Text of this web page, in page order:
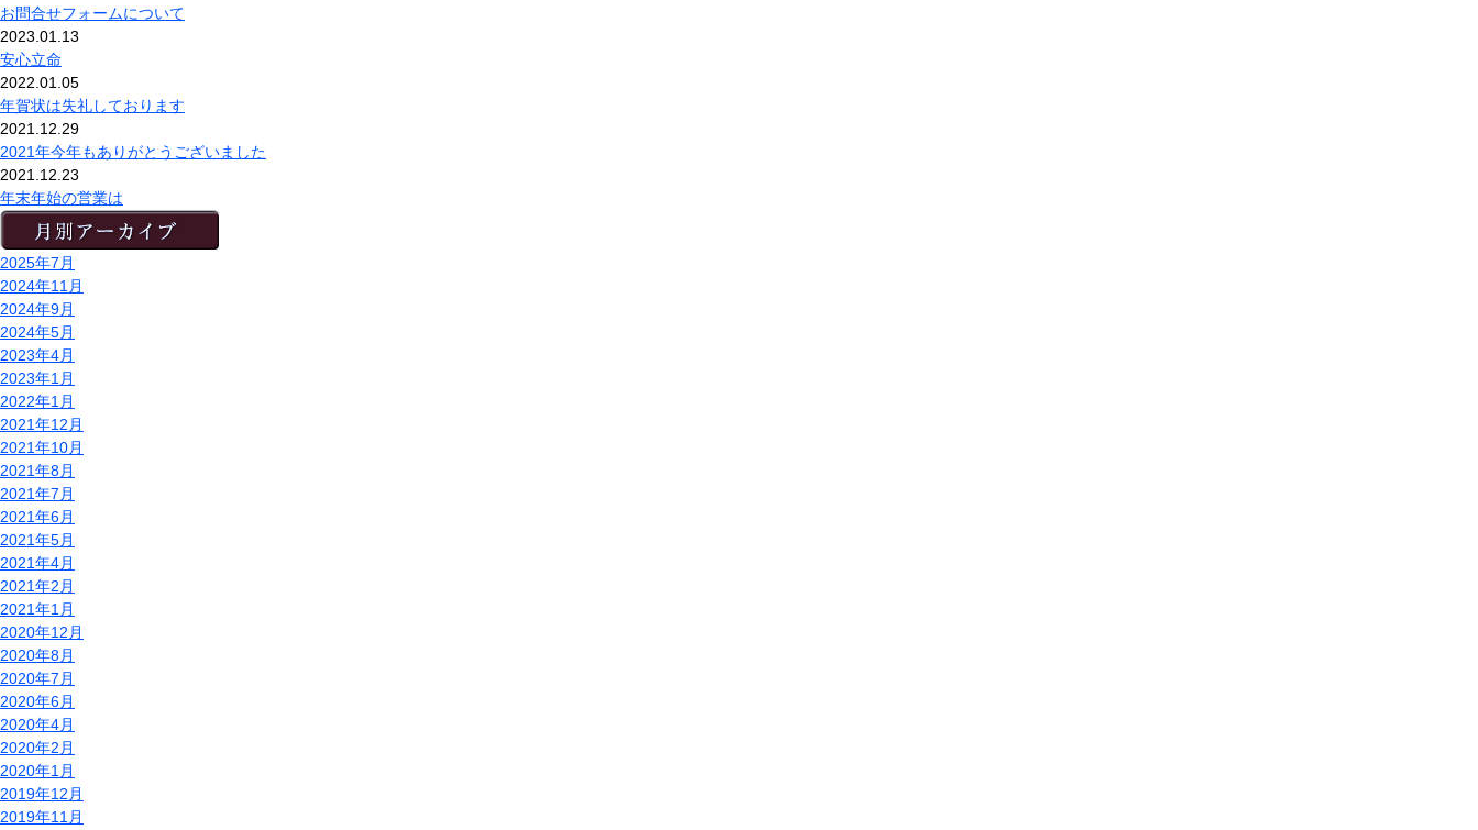
お問合せフォームについて
2023.01.13
安心立命
2022.01.05
年賀状は失礼しております
2021.12.29
2021年今年もありがとうございました
2021.12.23
年末年始の営業は
2025年7月
2024年11月
2024年9月
2024年5月
2023年4月
2023年1月
2022年1月
2021年12月
2021年10月
2021年8月
2021年7月
2021年6月
2021年5月
2021年4月
2021年2月
2021年1月
2020年12月
2020年8月
2020年7月
2020年6月
2020年4月
2020年2月
2020年1月
2019年12月
2019年11月